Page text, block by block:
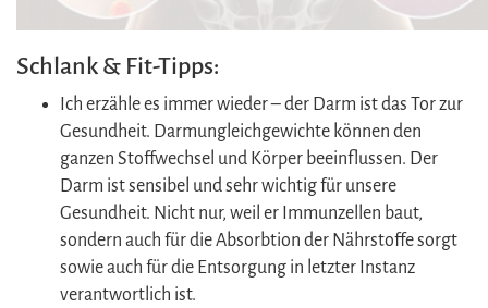
Schlank & Fit-Tipps:
Ich erzähle es immer wieder – der Darm ist das Tor zur
Gesundheit. Darmungleichgewichte können den
ganzen Stoffwechsel und Körper beeinflussen. Der
Darm ist sensibel und sehr wichtig für unsere
Gesundheit. Nicht nur, weil er Immunzellen baut,
sondern auch für die Absorbtion der Nährstoffe sorgt
sowie auch für die Entsorgung in letzter Instanz
verantwortlich ist.